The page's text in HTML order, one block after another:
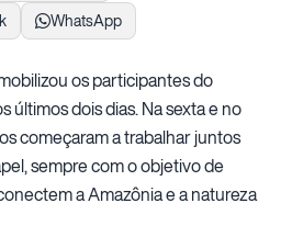
WhatsApp
os participantes do
últimos dois dias. Na sexta e no
começaram a trabalhar juntos
sempre com o objetivo de
a Amazônia e a natureza